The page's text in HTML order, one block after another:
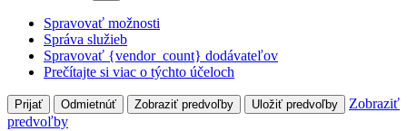
Spravovať možnosti
Správa služieb
Spravovať {vendor_count} dodávateľov
Prečítajte si viac o týchto účeloch
Prijať Odmietnúť Zobraziť predvoľby Uložiť predvoľby
Zobraziť
predvoľby